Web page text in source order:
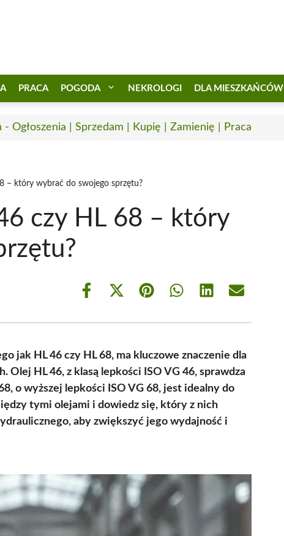
PRACA POGODA NEKROLOGI DLA MIESZKAŃCÓW
- Ogłoszenia | Sprzedam | Kupię | Zamienię | Praca
– który wybrać do swojego sprzętu?
czy HL 68 – który
Share
Share
(Twitter)
Share Share Share Share
jak HL 46 czy HL 68, ma kluczowe znaczenie dla
HL 46, z klasą lepkości ISO VG 46, sprawdza
o wyższej lepkości ISO VG 68, jest idealny do
tymi olejami i dowiedz się, który z nich
aby zwiększyć jego wydajność i